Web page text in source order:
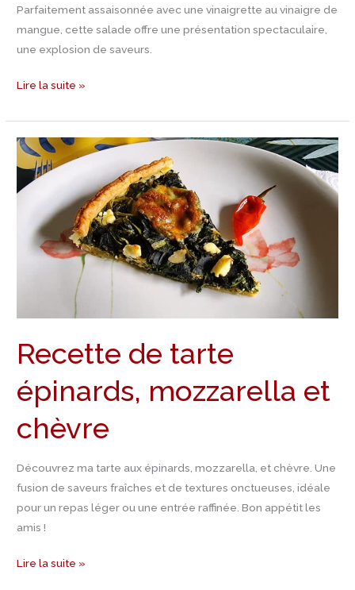
Parfaitement assaisonnée avec une vinaigrette au vinaigre de
mangue, cette salade offre une présentation spectaculaire,
une explosion de saveurs.
Lire la suite »
Recette de tarte
épinards, mozzarella et
chèvre
Découvrez ma tarte aux épinards, mozzarella, et chèvre. Une
fusion de saveurs fraîches et de textures onctueuses, idéale
pour un repas léger ou une entrée raffinée. Bon appétit les
amis !
Recette
de
tarte
épinards,
mozzarella
Lire la suite »